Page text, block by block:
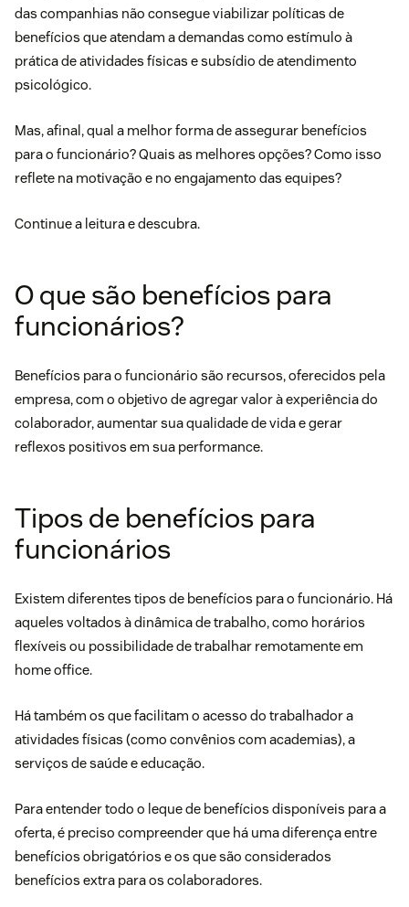
das companhias não consegue viabilizar políticas de
benefícios que atendam a demandas como estímulo à
prática de atividades físicas e subsídio de atendimento
psicológico.
Mas, afinal, qual a melhor forma de assegurar benefícios
para o funcionário? Quais as melhores opções? Como isso
reflete na motivação e no engajamento das equipes?
Continue a leitura e descubra.
O que são benefícios para
funcionários?
Benefícios para o funcionário são recursos, oferecidos pela
empresa, com o objetivo de agregar valor àexperiência do
colaborador, aumentar sua qualidade de vida e gerar
reflexos positivos em sua performance.
Tipos de benefícios para
funcionários
Existem diferentes tipos de benefícios para o funcionário. Há
aqueles voltados à dinâmica de trabalho, como horários
flexíveis ou possibilidade de trabalhar remotamente em
home office.
Há também os que facilitam o acesso do trabalhador a
atividades físicas (como convênios com academias), a
serviços de saúde e educação.
Para entender todo o leque de benefícios disponíveis para a
oferta, é preciso compreender que há uma diferença entre
benefícios obrigatórios e os que são considerados
benefícios extra para os colaboradores.